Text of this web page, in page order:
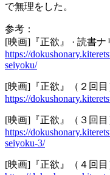
で無理をした。
参考：
[映画]『正欲』 · 読書ナ
https://
seiyoku/
[映画]『正欲』（２回目
https://
[映画]『正欲』（３回目
https://
seiyoku-3/
[映画]『正欲』（４回目